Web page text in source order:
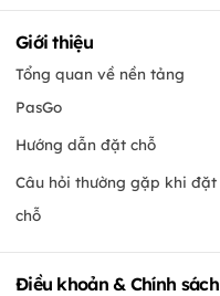
Giới thiệu
Tổng quan về nền tảng
PasGo
Hướng dẫn đặt chỗ
Câu hỏi thường gặp khi đặt
chỗ
Điều khoản & Chính sách